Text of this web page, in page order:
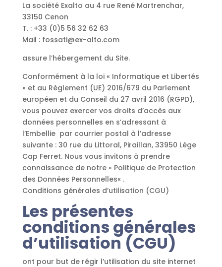
La société Exalto au 4 rue René Martrenchar,
33150 Cenon
T. : +33 (0)5 56 32 62 63
Mail : fossati@ex-alto.com
assure l’hébergement du Site.
Conformément à la loi « Informatique et Libertés
» et au Règlement (UE) 2016/679 du Parlement
européen et du Conseil du 27 avril 2016 (RGPD),
vous pouvez exercer vos droits d’accès aux
données personnelles en s’adressant à
l’Embellie par courrier postal à l’adresse
suivante : 30 rue du Littoral, Piraillan, 33950 Lège
Cap Ferret. Nous vous invitons à prendre
connaissance de notre « Politique de Protection
des Données Personnelles« .
Conditions générales d’utilisation (CGU)
Les présentes
conditions générales
d’utilisation (CGU)
ont pour but de régir l’utilisation du site internet